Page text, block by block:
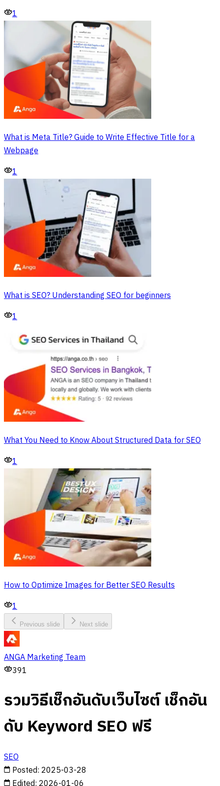
1
What is Meta Title? Guide to Write Effective Title for a
Webpage
1
What is SEO? Understanding SEO for beginners
1
What You Need to Know About Structured Data for SEO
1
How to Optimize Images for Better SEO Results
1
Previous slide Next slide
ANGA Marketing Team
391
รวมวิธีเช็กอันดับเว็บไซต์ เช็กอัน
ดับ Keyword SEO ฟรี
SEO
Posted: 2025-03-28